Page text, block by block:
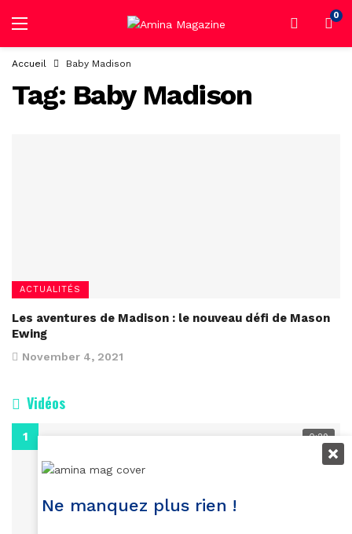
0
Accueil Baby Madison
Tag: Baby Madison
ACTUALITÉS
Les aventures de Madison : le nouveau défi de Mason
Ewing
November 4, 2021
Vidéos
0:29
Ne manquez plus rien !